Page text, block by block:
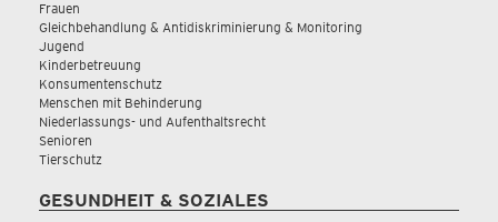
Frauen
Gleichbehandlung & Antidiskriminierung & Monitoring
Jugend
Kinderbetreuung
Konsumentenschutz
Menschen mit Behinderung
Niederlassungs- und Aufenthaltsrecht
Senioren
Tierschutz
GESUNDHEIT & SOZIALES